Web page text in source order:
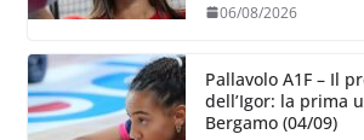
06/08/2026
Pallavolo A1F – Il
dell’Igor: la prima
Bergamo (04/09)